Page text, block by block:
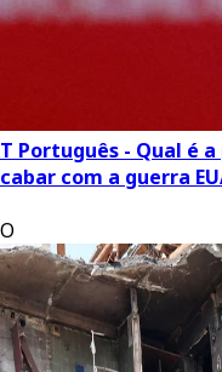
Português - Qual é
com a guerra